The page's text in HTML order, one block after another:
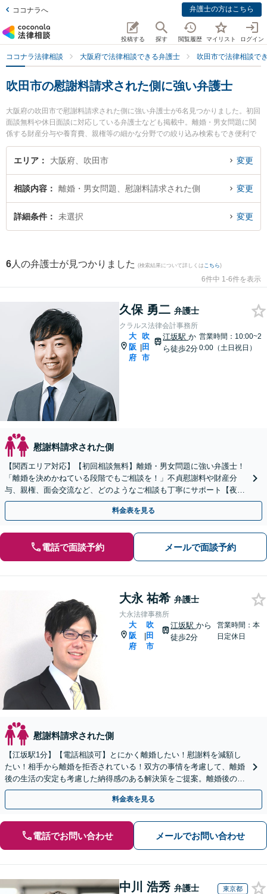
ココナラへ 弁護士の方はこちら
投稿する 探す 閲覧履歴 マイリスト ログイン
ココナラ法律相談 大阪府で法律相談できる弁護士 吹田市で法律相談で
吹田市の慰謝料請求された側に強い弁護士
大阪府の吹田市で慰謝料請求された側に強い弁護士が6名見つかりました。初回
面談無料や休日面談に対応している弁護士なども掲載中。離婚・男女問題に関
係する財産分与や養育費、親権等の細かな分野での絞り込み検索もでき便利で
す。特にクラルス法律会計事務所の久保 勇二弁護士や大永法律事務所の大永 祐
希弁護士、トータリティー法律事務所の山﨑 智義弁護士のプロフィール情報や
された側のトラブル解決の実績豊富な近くの弁護士を検索したい』『初回相談
無料で慰謝料請求された側を法律相談できる吹田市内の弁護士に相談予約した
い』などでお困りの相談者さんにおすすめです。
エリア 大阪府、吹田市 変更
相談内容 離婚・男女問題、慰謝料請求された側 変更
詳細条件 未選択 変更
6 人の弁護士が見つかりました (検索結果について詳しくは こちら)
6件中 1-6件を表示
久保 勇二 弁護士
クラルス法律会計事務所
大
阪
府
|
吹
田
市
江坂駅か
ら徒歩2分
営業時間：10:00~2
0:00（土日祝日）
慰謝料請求された側
【関西エリア対応】【初回相談無料】離婚・男女問題に強い弁護士！
「離婚を決めかねている段階でもご相談を！」不貞慰謝料や財産分
与、親権、面会交流など、どのようなご相談も丁寧にサポート【夜
間・休日面談可】【WEB面談】【完全個室】
料金表を見る
電話で面談予約 メールで面談予約
大永 祐希 弁護士
大永法律事務所
大
阪
府
|
吹
田
市
江坂駅から
徒歩2分
営業時間：本
日定休日
慰謝料請求された側
【江坂駅1分】【電話相談可】とにかく離婚したい！慰謝料を減額し
たい！相手から離婚を拒否されている！双方の事情を考慮して、離婚
後の生活の安定も考慮した納得感のある解決策をご提案。離婚後の生
活を大切に考えます。【法テラス利用可】【WEB面談可】
料金表を見る
電話でお問い合わせ メールでお問い合わせ
中川 浩秀 弁護士 東京都